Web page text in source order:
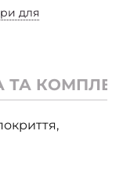
для
ТА